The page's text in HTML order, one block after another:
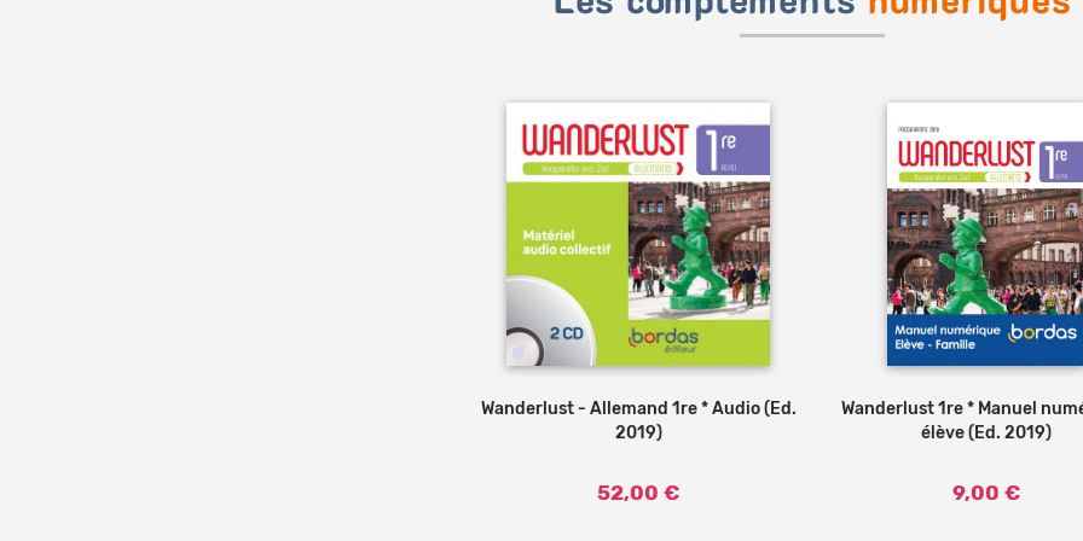
Ajouter au panier
Wanderlust - Allemand 1re * Audio (Ed.
2019)
52,00 €
Wanderlust 1re * Manuel
élève (Ed. 2019)
9,00 €